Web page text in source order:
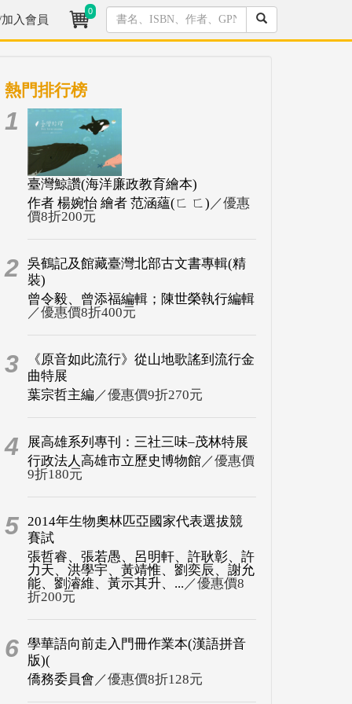
入會員
0
熱門排行榜
1
臺灣鯨讚(海洋廉政教育繪本)
作者 楊婉怡 繪者 范涵蘊(ㄈ ㄈ) ／優惠
價8折200元
2 吳鶴記及館藏臺灣北部古文書專輯(精
裝)
曾令毅、曾添福編輯；陳世榮執行編輯
／優惠價8折400元
3
《原音如此流行》從山地歌謠到流行金
曲特展
葉宗哲主編 ／優惠價9折270元
4
展高雄系列專刊：三社三味–茂林特展
行政法人高雄市立歷史博物館／優惠價
9折180元
5 2014年生物奧林匹亞國家代表選拔競
賽試
張哲睿、張若愚、呂明軒、許耿彰、許
力天、洪學宇、黃靖惟、劉奕辰、謝允
能、劉濬維、黃示其升、... ／優惠價8
折200元
6 學華語向前走入門冊作業本(漢語拼音
版)(
僑務委員會 ／優惠價8折128元